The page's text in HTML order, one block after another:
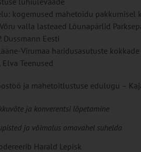
kogemused mahetoidu pakkumisel
valla lasteaed Lõunapärlid
Dussmann Eesti
Virumaa haridusasutuste
Teenused
ja mahetoitlustuse edulugu –
ja konverentsi lõpetamine
ja võimalus omavahel suhelda
Harald Lepisk